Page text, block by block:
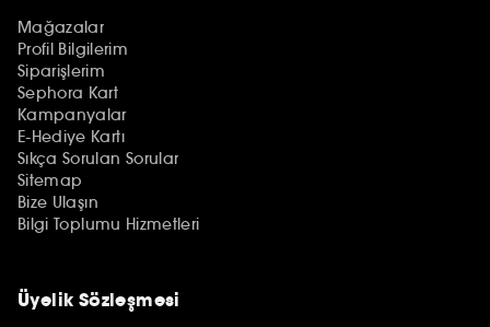
Mağazalar
Profil Bilgilerim
Siparişlerim
Sephora Kart
Kampanyalar
E-Hediye Kartı
Sıkça Sorulan Sorular
Sitemap
Bize Ulaşın
Bilgi Toplumu Hizmetleri
Üyelik Sözleşmesi